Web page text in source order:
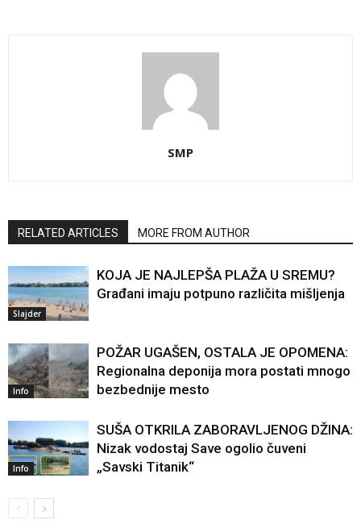
SMP
RELATED ARTICLES MORE FROM AUTHOR
Slajder
KOJA JE NAJLEPŠA PLAŽA U SREMU?
Građani imaju potpuno različita mišljenja
Info
POŽAR UGAŠEN, OSTALA JE OPOMENA:
Regionalna deponija mora postati mnogo
bezbednije mesto
Info
SUŠA OTKRILA ZABORAVLJENOG DŽINA:
Nizak vodostaj Save ogolio čuveni
„Savski Titanik“